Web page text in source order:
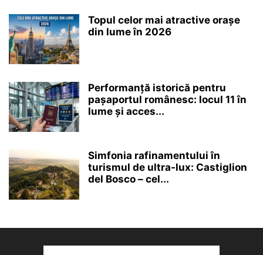
Topul celor mai atractive orașe
din lume în 2026
Performanță istorică pentru
pașaportul românesc: locul 11 în
lume și acces...
Simfonia rafinamentului în
turismul de ultra-lux: Castiglion
del Bosco – cel...